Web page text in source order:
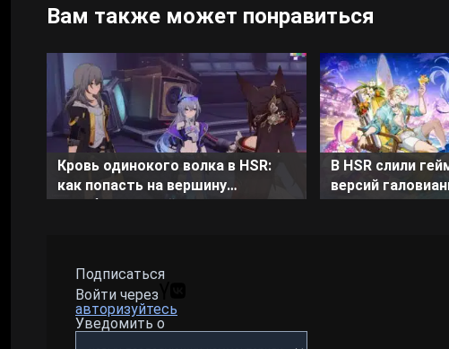
Вам также может понравиться
Кровь одинокого волка в HSR:
как попасть на вершину
В HSR слили
версий
Подписаться
Войти через
авторизуйтесь
Уведомить о